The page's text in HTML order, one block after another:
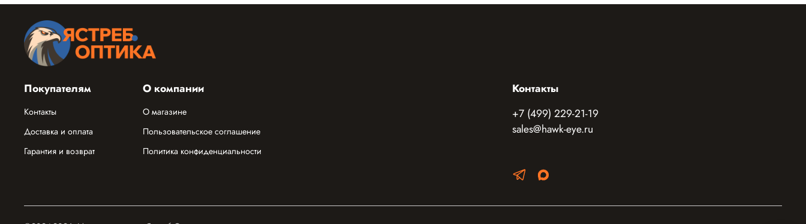
Покупателям
Контакты
Доставка и оплата
Гарантия и возврат
О компании
О магазине
Пользовательское соглашение
Политика конфиденциальности
Контакты
+7 (499) 229-21-19
sales@hawk-eye.ru